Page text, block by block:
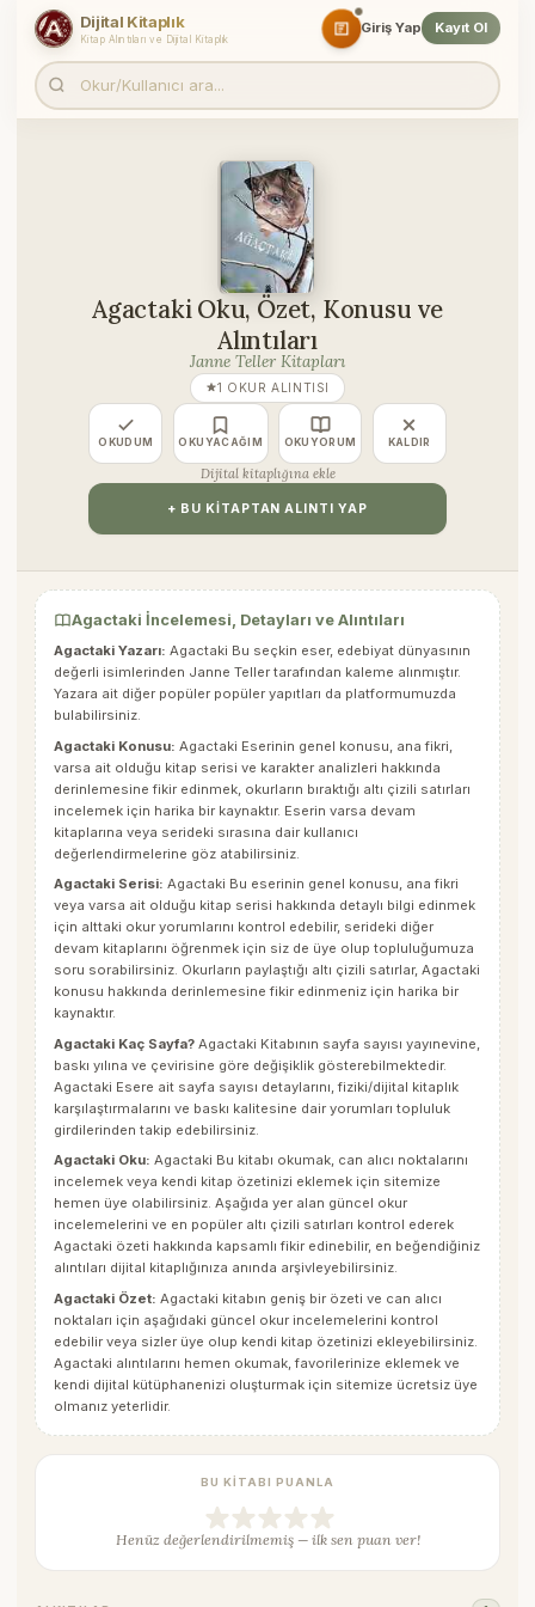
Dijital Kitaplık
Kitap Alıntıları ve Dijital Kitaplık
Giriş Yap Kayıt Ol
Agactaki Oku, Özet, Konusu ve
Alıntıları
Janne Teller Kitapları
1 OKUR ALINTISI
OKUDUM OKUYACAĞIM OKUYORUM KALDIR
Dijital kitaplığına ekle
+ BU KITAPTAN ALINTI YAP
Agactaki İncelemesi, Detayları ve Alıntıları
Agactaki Yazarı: Agactaki Bu seçkin eser, edebiyat dünyasının
değerli isimlerinden Janne Teller tarafından kaleme alınmıştır.
Yazara ait diğer popüler popüler yapıtları da platformumuzda
bulabilirsiniz.
Agactaki Konusu: Agactaki Eserinin genel konusu, ana fikri,
varsa ait olduğu kitap serisi ve karakter analizleri hakkında
derinlemesine fikir edinmek, okurların bıraktığı altı çizili satırları
incelemek için harika bir kaynaktır. Eserin varsa devam
kitaplarına veya serideki sırasına dair kullanıcı
değerlendirmelerine göz atabilirsiniz.
Agactaki Serisi: Agactaki Bu eserinin genel konusu, ana fikri
veya varsa ait olduğu kitap serisi hakkında detaylı bilgi edinmek
için alttaki okur yorumlarını kontrol edebilir, serideki diğer
devam kitaplarını öğrenmek için siz de üye olup topluluğumuza
soru sorabilirsiniz. Okurların paylaştığı altı çizili satırlar, Agactaki
konusu hakkında derinlemesine fikir edinmeniz için harika bir
kaynaktır.
Agactaki Kaç Sayfa? Agactaki Kitabının sayfa sayısı yayınevine,
baskı yılına ve çevirisine göre değişiklik gösterebilmektedir.
Agactaki Esere ait sayfa sayısı detaylarını, fiziki/dijital kitaplık
karşılaştırmalarını ve baskı kalitesine dair yorumları topluluk
girdilerinden takip edebilirsiniz.
Agactaki Oku: Agactaki Bu kitabı okumak, can alıcı noktalarını
incelemek veya kendi kitap özetinizi eklemek için sitemize
hemen üye olabilirsiniz. Aşağıda yer alan güncel okur
incelemelerini ve en popüler altı çizili satırları kontrol ederek
Agactaki özeti hakkında kapsamlı fikir edinebilir, en beğendiğiniz
alıntıları dijital kitaplığınıza anında arşivleyebilirsiniz.
Agactaki Özet: Agactaki kitabın geniş bir özeti ve can alıcı
noktaları için aşağıdaki güncel okur incelemelerini kontrol
edebilir veya sizler üye olup kendi kitap özetinizi ekleyebilirsiniz.
Agactaki alıntılarını hemen okumak, favorilerinize eklemek ve
kendi dijital kütüphanenizi oluşturmak için sitemize ücretsiz üye
olmanız yeterlidir.
BU KITABI PUANLA
Henüz değerlendirilmemiş — ilk sen puan ver!